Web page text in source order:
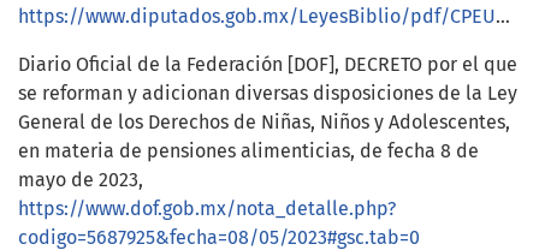
https://www.diputados.gob.mx/LeyesBiblio/pdf/CPEUM.pdf
Diario Oficial de la Federación [DOF], DECRETO por el que
se reforman y adicionan diversas disposiciones de la Ley
General de los Derechos de Niñas, Niños y Adolescentes,
en materia de pensiones alimenticias, de fecha 8 de
mayo de 2023,
https://www.dof.gob.mx/nota_detalle.php?
codigo=5687925&fecha=08/05/2023#gsc.tab=0